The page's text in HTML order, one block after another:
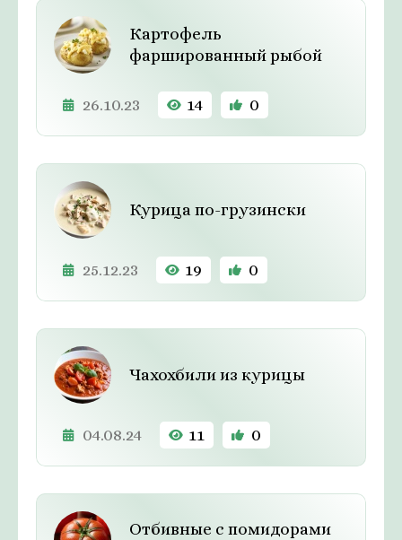
Картофель
фаршированный рыбой
26.10.23 14 0
Курица по-грузински
25.12.23 19 0
Чахохбили из курицы
04.08.24 11 0
Отбивные с помидорами